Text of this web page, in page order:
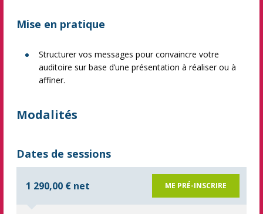
Mise en pratique
Structurer vos messages pour convaincre votre
auditoire sur base d’une présentation à réaliser ou à
affiner.
Modalités
Dates de sessions
1 290,00 € net ME PRÉ-INSCRIRE